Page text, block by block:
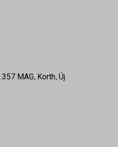
.357 MAG, Korth, Új